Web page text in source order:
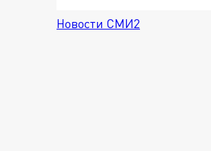
Новости СМИ2